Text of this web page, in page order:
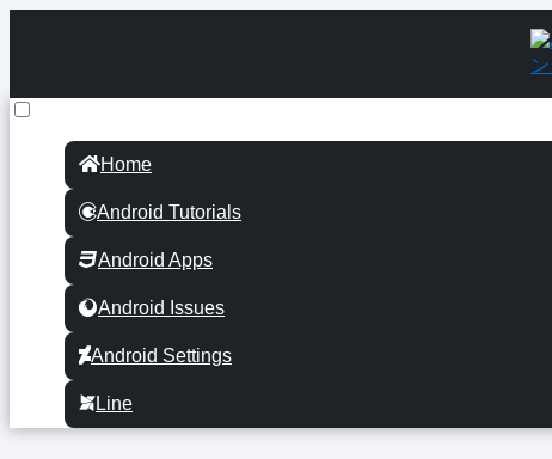
Home
Android Tutorials
Android Apps
Android Issues
Android Settings
Line